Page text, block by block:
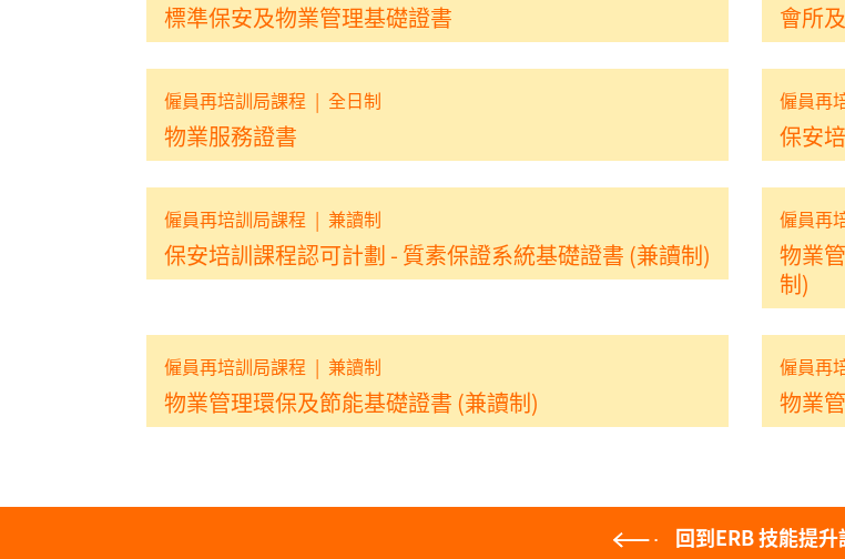
標準保安及物業管理基礎證書 會所
僱員再培訓局課程 | 全日制
物業服務證書
僱員再
保安
僱員再培訓局課程 | 兼讀制
保安培訓課程認可計劃 - 質素保證系統基礎證書 (兼讀制)
僱員再
物業
制)
僱員再培訓局課程 | 兼讀制
物業管理環保及節能基礎證書 (兼讀制)
僱員再
物業
回到ERB 技能提升